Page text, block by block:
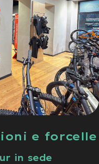
e forcelle
in sede